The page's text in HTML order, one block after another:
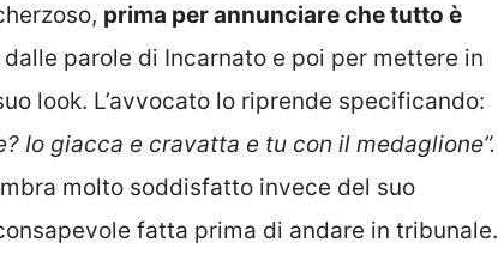
prima per annunciare che tutto è
parole di Incarnato e poi per mettere in
look. L’avvocato lo riprende specificando:
Io giacca e cravatta e tu con il medaglione”.
molto soddisfatto invece del suo
fatta prima di andare in tribunale.